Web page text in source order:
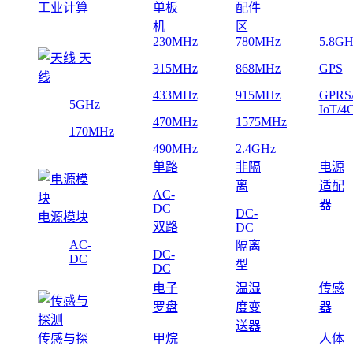
工业计算
单板
机
配件
区
天
线
5GHz
170MHz
230MHz
315MHz
433MHz
470MHz
490MHz
780MHz
868MHz
915MHz
1575MHz
2.4GHz
GPS
IoT/
电源模块
AC-
DC
单路
AC-
DC
双路
DC-
DC
非隔
离
DC-
DC
隔离
型
电源
适配
器
传感与探
电子
罗盘
甲烷
温湿
度变
送器
传感
器
人体